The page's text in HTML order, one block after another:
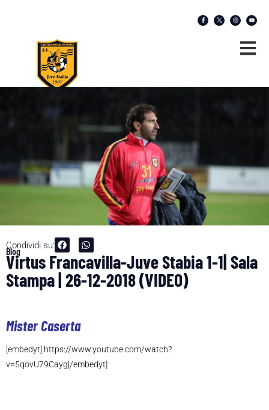
Condividi su:
Blog
Virtus Francavilla-Juve Stabia 1-1| Sala
Stampa | 26-12-2018 (VIDEO)
Mister Caserta
[embedyt] https://www.youtube.com/watch?
v=5qovU79Cayg[/embedyt]